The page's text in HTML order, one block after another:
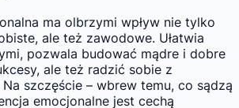
ma olbrzymi wpływ nie tylko
ale też zawodowe. Ułatwia
pozwala budować mądre i dobre
ale też radzić sobie z
szczęście – wbrew temu, co sądzą
emocjonalne jest cechą